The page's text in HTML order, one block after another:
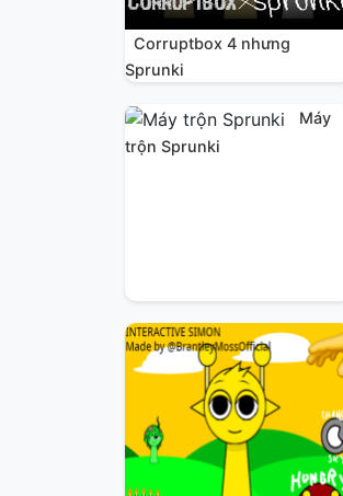
Corruptbox 4 nhưng
Sprunki
Máy
trộn Sprunki